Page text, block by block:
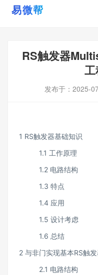
RS触发器
发布于： 2025-
1 RS触发器基础知识
1.1 工作原理
1.2 电路结构
1.3 特点
1.4 应用
1.5 设计考虑
1.6 总结
2 与非门实现基本RS触发
2.1 电路结构